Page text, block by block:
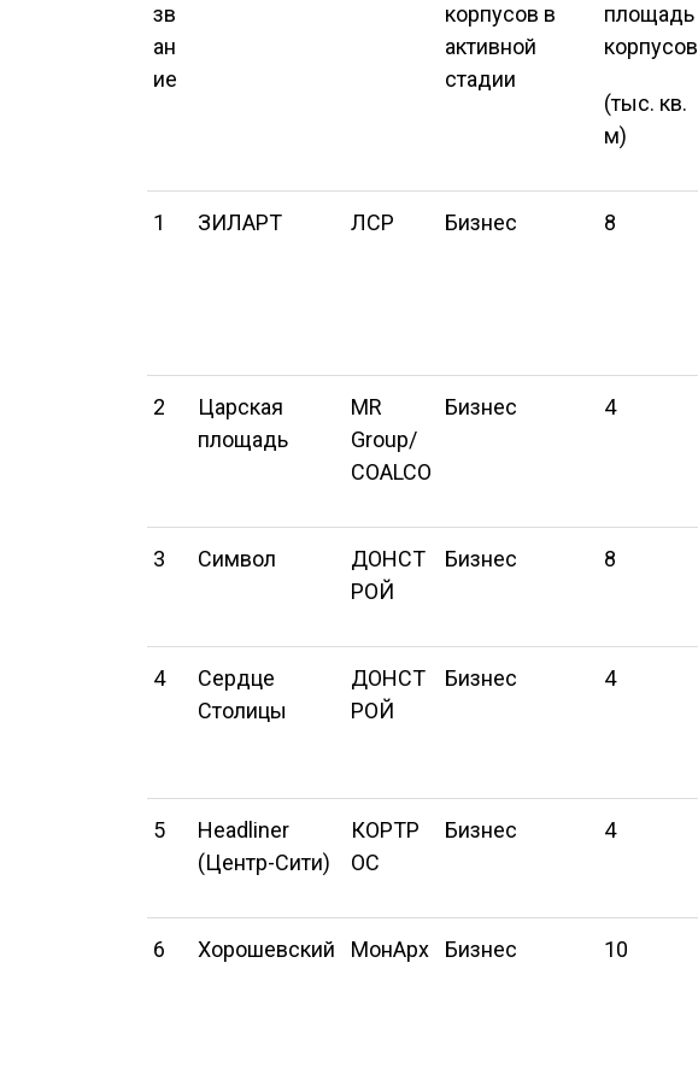
зв
ан
ие
корпусов в
активной
стадии
площадь
корпусов
(тыс. кв.
м)
1 ЗИЛАРТ ЛСР Бизнес 8
2
Царская
площадь
MR
Group/
COALCO
Бизнес 4
3 Символ
ДОНСТ
РОЙ
Бизнес 8
4
Сердце
Столицы
ДОНСТ
РОЙ
Бизнес 4
5
Headliner
(Центр-Сити)
КОРТР
ОС
Бизнес 4
6 Хорошевский МонАрх Бизнес 10